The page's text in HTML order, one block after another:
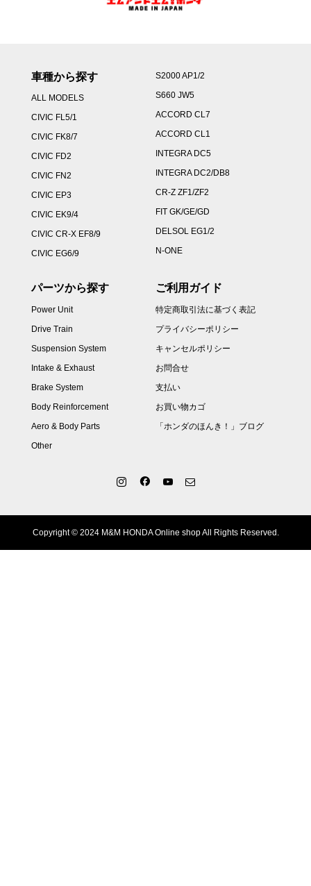
車種から探す
ALL MODELS
CIVIC FL5/1
CIVIC FK8/7
CIVIC FD2
CIVIC FN2
CIVIC EP3
CIVIC EK9/4
CIVIC CR-X EF8/9
CIVIC EG6/9
S2000 AP1/2
S660 JW5
ACCORD CL7
ACCORD CL1
INTEGRA DC5
INTEGRA DC2/DB8
CR-Z ZF1/ZF2
FIT GK/GE/GD
DELSOL EG1/2
N-ONE
パーツから探す
Power Unit
Drive Train
Suspension System
Intake & Exhaust
Brake System
Body Reinforcement
Aero & Body Parts
Other
ご利用ガイド
特定商取引法に基づく表記
プライバシーポリシー
キャンセルポリシー
お問合せ
支払い
お買い物カゴ
「ホンダのほんき！」ブログ
Copyright © 2024 M&M HONDA Online shop All Rights Reserved.